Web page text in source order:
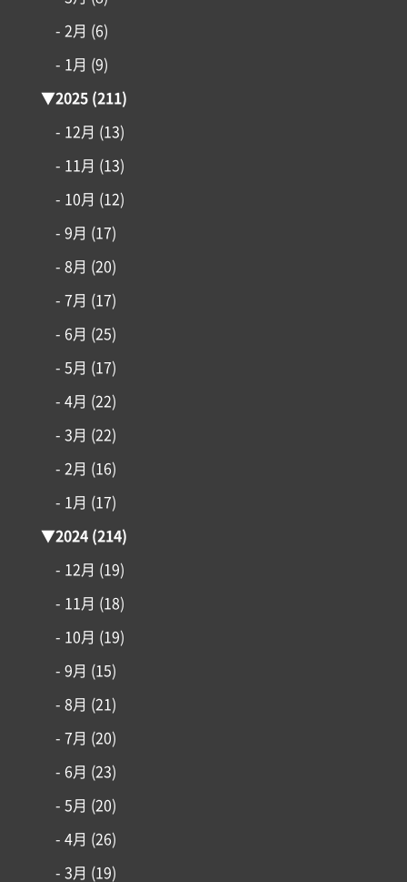
はじめての家づくり
アイフルホームについて
リフォーム・リノベーション
土地情報
- 2月 (6)
- 1月 (9)
▼2025(211)
- 12月 (13)
- 11月 (13)
- 10月 (12)
- 9月 (17)
- 8月 (20)
- 7月 (17)
- 6月 (25)
- 5月 (17)
- 4月 (22)
- 3月 (22)
- 2月 (16)
- 1月 (17)
▼2024(214)
- 12月 (19)
- 11月 (18)
- 10月 (19)
- 9月 (15)
- 8月 (21)
- 7月 (20)
- 6月 (23)
- 5月 (20)
- 4月 (26)
- 3月 (19)